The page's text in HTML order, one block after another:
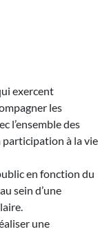
exercent
les
l’ensemble des
participation à la vie
en fonction du
sein d’une
une